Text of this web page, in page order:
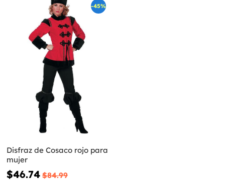
-45%
Disfraz de Cosaco rojo para
mujer
$46.74 $84.99